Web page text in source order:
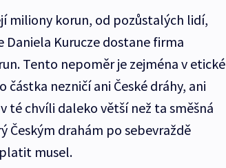
miliony korun, od pozůstalých lidí,
Kurucze dostane firma
Tento nepoměr je zejména v etické
částka nezničí ani České dráhy, ani
té chvíli daleko větší než ta směšná
Českým drahám po sebevraždě
musel.